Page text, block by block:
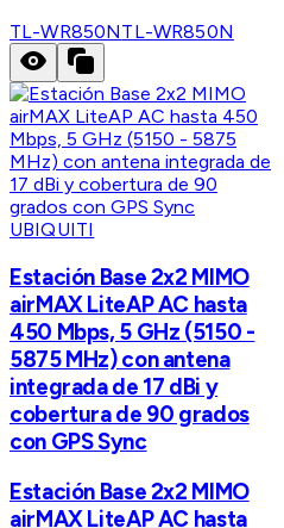
TL-WR850NTL-WR850N
UBIQUITI
Estación Base 2x2 MIMO
airMAX LiteAP AC hasta
450 Mbps, 5 GHz (5150 -
5875 MHz) con antena
integrada de 17 dBi y
cobertura de 90 grados
con GPS Sync
Estación Base 2x2 MIMO
airMAX LiteAP AC hasta